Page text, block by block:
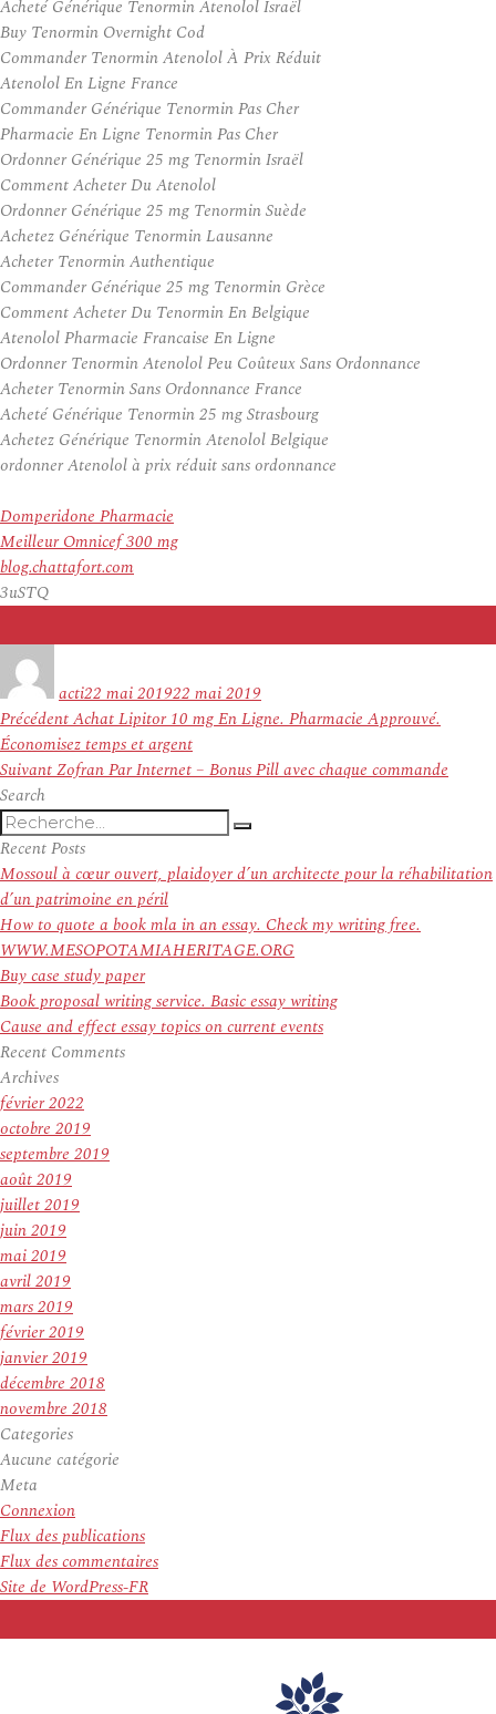
Acheté Générique Tenormin Atenolol Israël
Buy Tenormin Overnight Cod
Commander Tenormin Atenolol À Prix Réduit
Atenolol En Ligne France
Commander Générique Tenormin Pas Cher
Pharmacie En Ligne Tenormin Pas Cher
Ordonner Générique 25 mg Tenormin Israël
Comment Acheter Du Atenolol
Ordonner Générique 25 mg Tenormin Suède
Achetez Générique Tenormin Lausanne
Acheter Tenormin Authentique
Commander Générique 25 mg Tenormin Grèce
Comment Acheter Du Tenormin En Belgique
Atenolol Pharmacie Francaise En Ligne
Ordonner Tenormin Atenolol Peu Coûteux Sans Ordonnance
Acheter Tenormin Sans Ordonnance France
Acheté Générique Tenormin 25 mg Strasbourg
Achetez Générique Tenormin Atenolol Belgique
ordonner Atenolol à prix réduit sans ordonnance
Domperidone Pharmacie
Meilleur Omnicef 300 mg
blog.chattafort.com
3uSTQ
actile
22 mai 201922 mai 2019
Navigation
de
l’article
PrécédentArticle
précédent :
Achat Lipitor 10 mg En Ligne. Pharmacie Approuvé.
Économisez temps et argent
SuivantArticle
Zofran Par Internet – Bonus Pill avec chaque commande
Search
Recherche
pour
:
Recherche
Recent Posts
Mossoul à cœur ouvert, plaidoyer d’un architecte pour la réhabilitation
d’un patrimoine en péril
How to quote a book mla in an essay. Check my writing free.
WWW.MESOPOTAMIAHERITAGE.ORG
Buy case study paper
Book proposal writing service. Basic essay writing
Cause and effect essay topics on current events
Recent Comments
Archives
février 2022
octobre 2019
septembre 2019
août 2019
juillet 2019
juin 2019
mai 2019
avril 2019
mars 2019
février 2019
janvier 2019
décembre 2018
novembre 2018
Categories
Aucune catégorie
Meta
Connexion
Flux des publications
Flux des commentaires
Site de WordPress-FR